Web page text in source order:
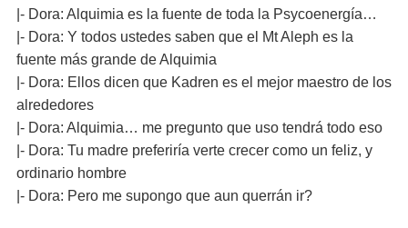
|- Dora: Alquimia es la fuente de toda la Psycoenergía…
|- Dora: Y todos ustedes saben que el Mt Aleph es la
fuente más grande de Alquimia
|- Dora: Ellos dicen que Kadren es el mejor maestro de los
alrededores
|- Dora: Alquimia… me pregunto que uso tendrá todo eso
|- Dora: Tu madre preferiría verte crecer como un feliz, y
ordinario hombre
|- Dora: Pero me supongo que aun querrán ir?